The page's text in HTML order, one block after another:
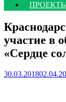
участие в
«Сердце
30.03.2018